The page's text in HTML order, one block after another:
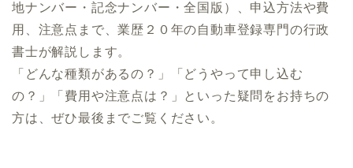
地ナンバー・記念ナンバー・全国版）、申込方法や費
用、注意点まで、業歴２０年の自動車登録専門の行政
書士が解説します。
「どんな種類があるの？」「どうやって申し込む
の？」「費用や注意点は？」といった疑問をお持ちの
方は、ぜひ最後までご覧ください。